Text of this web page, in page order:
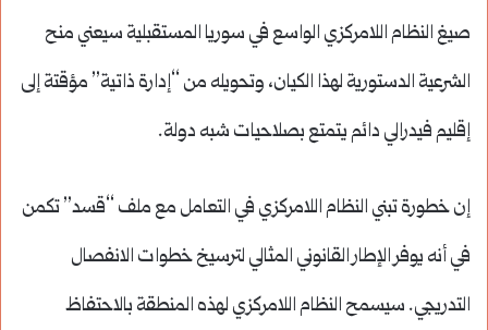
صيغ النظام اللامركزي الواسع في سوريا المستقبلية سيعني منح
الشرعية الدستورية لهذا الكيان، وتحويله من “إدارة ذاتية” مؤقتة إلى
إقليم فيدرالي دائم يتمتع بصلاحيات شبه دولة.
إن خطورة تبني النظام اللامركزي في التعامل مع ملف “قسد” تكمن
في أنه يوفر الإطار القانوني المثالي لترسيخ خطوات الانفصال
التدريجي. سيسمح النظام اللامركزي لهذه المنطقة بالاحتفاظ